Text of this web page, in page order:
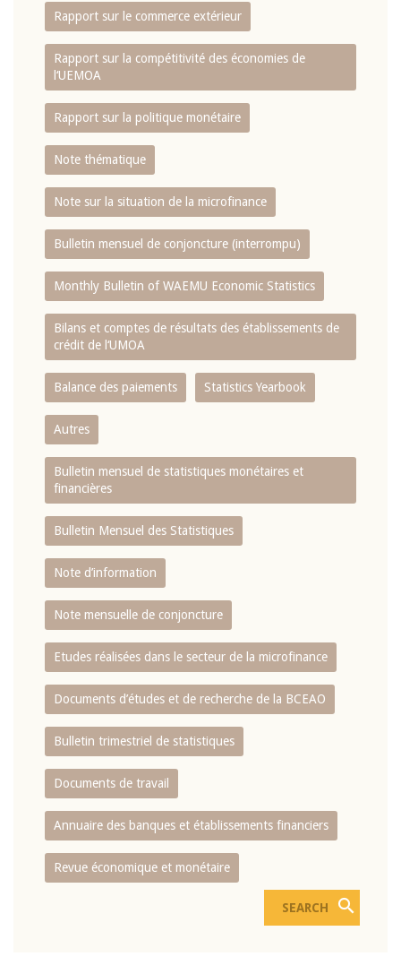
Rapport sur le commerce extérieur
Rapport sur la compétitivité des économies de
l‘UEMOA
Rapport sur la politique monétaire
Note thématique
Note sur la situation de la microfinance
Bulletin mensuel de conjoncture (interrompu)
Monthly Bulletin of WAEMU Economic Statistics
Bilans et comptes de résultats des établissements de
crédit de l‘UMOA
Balance des paiements Statistics Yearbook
Autres
Bulletin mensuel de statistiques monétaires et
financières
Bulletin Mensuel des Statistiques
Note d’information
Note mensuelle de conjoncture
Etudes réalisées dans le secteur de la microfinance
Documents d’études et de recherche de la BCEAO
Bulletin trimestriel de statistiques
Documents de travail
Annuaire des banques et établissements financiers
Revue économique et monétaire